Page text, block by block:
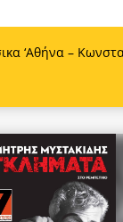
‘Αθήνα –